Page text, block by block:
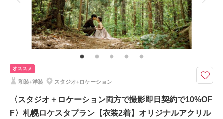
家族と撮影 家族用衣装レンタル ペットと撮影
その他含むもの
アートブーケ・Yシャツレンタル・シューズレンタル
選べる14大特典&Photorait限定『CLESTA(A6サイズ)』プレゼント中！お
衣装2着がクラスフリー！
★選べる14大特典★
・アルバムグレードアップ無料
・土日料金半額
オススメ
和装+洋装 スタジオ+ロケーション
〈スタジオ＋ロケーション両方で撮影即日契約で10%OF
F〉札幌ロケスタプラン【衣装2着】オリジナルアクリル